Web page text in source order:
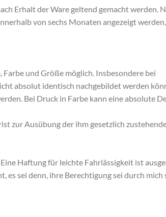
Erhalt der Ware geltend gemacht werden.
von sechs Monaten angezeigt
und Größe möglich. Insbesondere bei
absolut identisch nachgebildet werden
Bei Druck in Farbe kann eine absolute
zur Ausübung der ihm gesetzlich
Haftung für leichte Fahrlässigkeit ist
es sei denn, ihre Berechtigung sei durch